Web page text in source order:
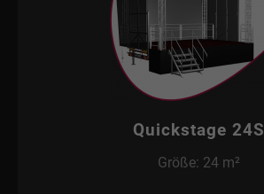
Quickstage 24S
Größe: 24 m²